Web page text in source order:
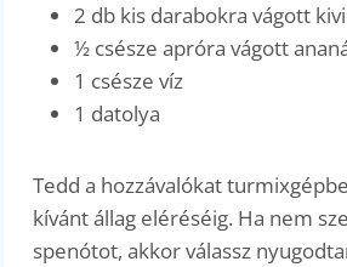
2 db kis darabokra vágott kivi
½ csésze apróra vágott
1 csésze víz
1 datolya
Tedd a hozzávalókat
kívánt állag eléréséig. Ha nem
spenótot, akkor válassz